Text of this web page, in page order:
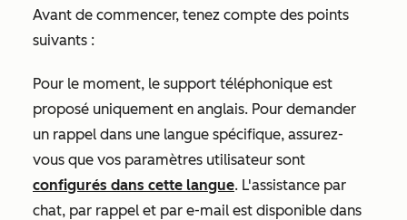
Avant de commencer, tenez compte des points
suivants :
Pour le moment, le support téléphonique est
proposé uniquement en anglais. Pour demander
un rappel dans une langue spécifique, assurez-
vous que vos paramètres utilisateur sont
configurés dans cette langue. L'assistance par
chat, par rappel et par e-mail est disponible dans